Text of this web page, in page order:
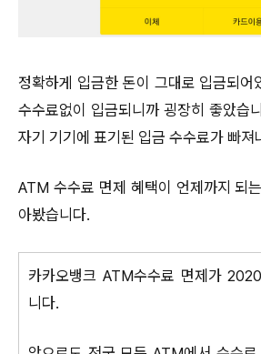
정확하게 입금한 돈이 그대로 입금되어
수수료없이 입금되니까 굉장히 좋았습
자기 기기에 표기된 입금 수수료가 빠져
ATM 수수료 면제 혜택이 언제까지 되
아봤습니다.
카카오뱅크 ATM수수료 면제가
니다.